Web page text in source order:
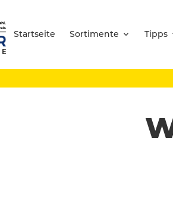
Startseite Sortimente Tipps